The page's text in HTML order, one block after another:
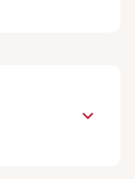
keyboard_arrow_down